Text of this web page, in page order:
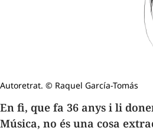
Autoretrat. © Raquel García-Tomás
En fi, que fa 36 anys i li
Música, no és una cosa